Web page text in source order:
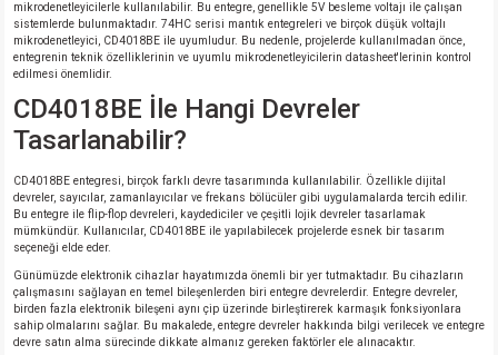
mikrodenetleyicilerle kullanılabilir. Bu entegre, genellikle 5V besleme voltajı ile çalışan
sistemlerde bulunmaktadır. 74HC serisi mantık entegreleri ve birçok düşük voltajlı
mikrodenetleyici, CD4018BE ile uyumludur. Bu nedenle, projelerde kullanılmadan önce,
entegrenin teknik özelliklerinin ve uyumlu mikrodenetleyicilerin datasheet'lerinin kontrol
edilmesi önemlidir.
CD4018BE İle Hangi Devreler
Tasarlanabilir?
CD4018BE entegresi, birçok farklı devre tasarımında kullanılabilir. Özellikle dijital
devreler, sayıcılar, zamanlayıcılar ve frekans bölücüler gibi uygulamalarda tercih edilir.
Bu entegre ile flip-flop devreleri, kaydediciler ve çeşitli lojik devreler tasarlamak
mümkündür. Kullanıcılar, CD4018BE ile yapılabilecek projelerde esnek bir tasarım
seçeneği elde eder.
Günümüzde elektronik cihazlar hayatımızda önemli bir yer tutmaktadır. Bu cihazların
çalışmasını sağlayan en temel bileşenlerden biri entegre devrelerdir. Entegre devreler,
birden fazla elektronik bileşeni aynı çip üzerinde birleştirerek karmaşık fonksiyonlara
sahip olmalarını sağlar. Bu makalede, entegre devreler hakkında bilgi verilecek ve entegre
devre satın alma sürecinde dikkate almanız gereken faktörler ele alınacaktır.